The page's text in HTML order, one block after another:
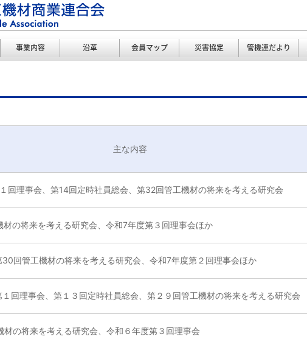
事業内容 沿革 会員マップ 災害協定 管機連だより
主な内容
回理事会、第14回定時社員総会、第32回管工機材の将来を考える研究会
材の将来を考える研究会、令和7年度第３回理事会ほか
回管工機材の将来を考える研究会、令和7年度第２回理事会ほか
回理事会、第１３回定時社員総会、第２９回管工機材の将来を考える研究会
材の将来を考える研究会、令和６年度第３回理事会